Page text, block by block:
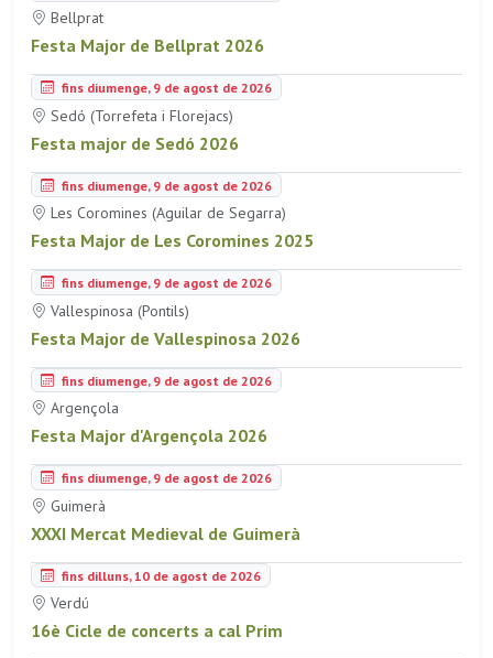
Bellprat
Festa Major de Bellprat 2026
fins diumenge, 9 de agost de 2026
Sedó (Torrefeta i Florejacs)
Festa major de Sedó 2026
fins diumenge, 9 de agost de 2026
Les Coromines (Aguilar de Segarra)
Festa Major de Les Coromines 2025
fins diumenge, 9 de agost de 2026
Vallespinosa (Pontils)
Festa Major de Vallespinosa 2026
fins diumenge, 9 de agost de 2026
Argençola
Festa Major d'Argençola 2026
fins diumenge, 9 de agost de 2026
Guimerà
XXXI Mercat Medieval de Guimerà
fins dilluns, 10 de agost de 2026
Verdú
16è Cicle de concerts a cal Prim